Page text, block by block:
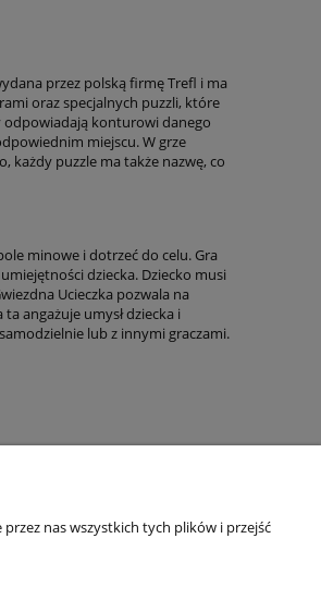
przez polską firmę Trefl i ma
oraz specjalnych puzzli, które
odpowiadają konturowi danego
miejscu. W grze
każdy puzzle ma także nazwę, co
minowe i dotrzeć do celu. Gra
dziecka. Dziecko musi
Ucieczka pozwala na
angażuje umysł dziecka i
lub z innymi graczami.
sklepienas wszystkich tych plików i przejść